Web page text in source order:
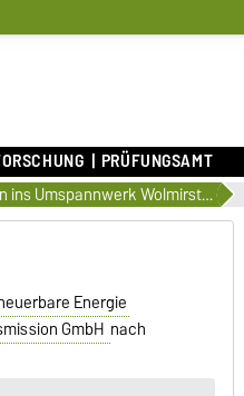
PRÜFUNGSAMT
Exkursion ins Umspannwerk Wolmirstedt
Energie
GmbH nach